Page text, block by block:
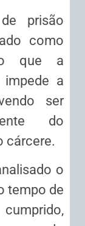
prisão
como
que a
a
ser
do
cárcere.
o
tempo de